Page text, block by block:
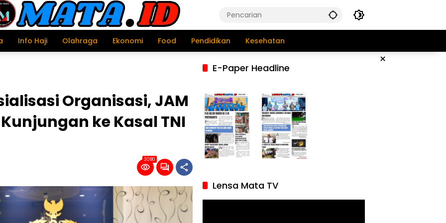
Info Haji Olahraga Ekonomi Food Pendidikan Kesehatan
×
Organisasi, JAM
ke Kasal TNI
3080
E-Paper Headline
Lensa Mata TV